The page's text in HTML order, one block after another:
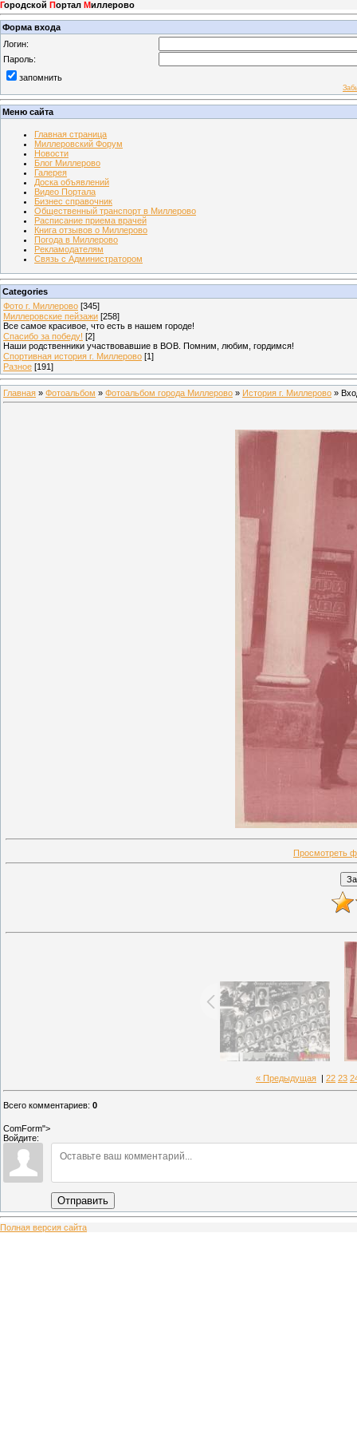
Городской Портал Миллерово
Форма входа
Логин:
Пароль:
запомнить
Меню сайта
Главная страница
Миллеровский Форум
Новости
Блог Миллерово
Галерея
Доска объявлений
Видео Портала
Бизнес справочник
Общественный транспорт в Миллерово
Расписание приема врачей
Книга отзывов о Миллерово
Погода в Миллерово
Рекламодателям
Связь с Администратором
Categories
Фото г. Миллерово [345]
Миллеровские пейзажи [258]
Все самое красивое, что есть в нашем городе!
Спасибо за победу! [2]
Наши родственники участвовавшие в ВОВ. Помним, любим, гордимся!
Спортивная история г. Миллерово [1]
Разное [191]
Главная » Фотоальбом » Фотоальбом города Миллерово » История г. Миллерово »
Просмотреть
« Предыдущая 22 23
Всего комментариев: 0
ComForm">
Войдите:
Отправить
Полная версия сайта